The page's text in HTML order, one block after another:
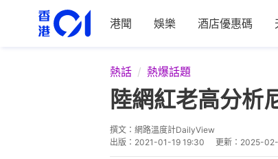
港聞 娛樂 酒店優惠碼
熱話 熱爆話題
陸網紅老高分析
撰文： 網路溫度計DailyView
出版： 2021-01-19 19:30 更新： 2025-